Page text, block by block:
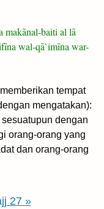
makānal-baiti al lā
wal-qā`imīna war-
tempat
mengatakan):
dengan
orang-orang yang
dan orang-orang
27 »